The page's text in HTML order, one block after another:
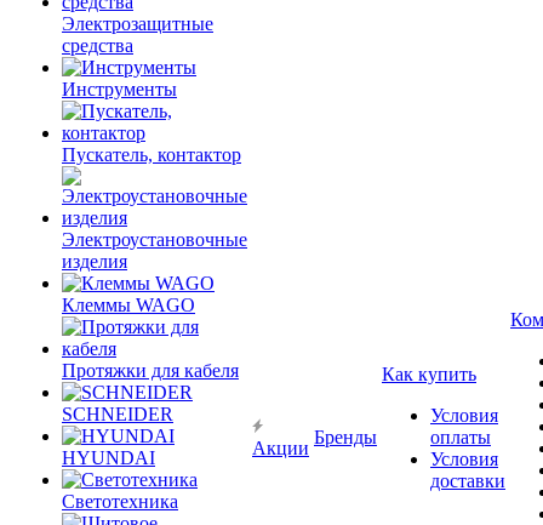
Электрозащитные
средства
Инструменты
Пускатель, контактор
Электроустановочные
изделия
Клеммы WAGO
Протяжки для кабеля
SCHNEIDER
HYUNDAI
Светотехника
Акции
Бренды
Как купить
Условия
оплаты
Условия
доставки